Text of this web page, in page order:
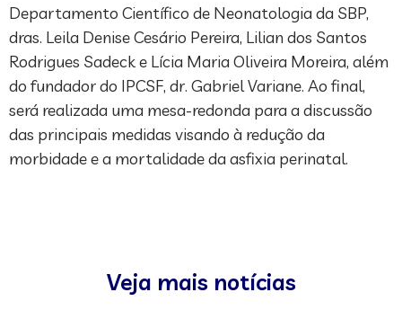
Departamento Científico de Neonatologia da SBP,
dras. Leila Denise Cesário Pereira, Lilian dos Santos
Rodrigues Sadeck e Lícia Maria Oliveira Moreira, além
do fundador do IPCSF, dr. Gabriel Variane. Ao final,
será realizada uma mesa-redonda para a discussão
das principais medidas visando à redução da
morbidade e a mortalidade da asfixia perinatal.
Veja mais notícias